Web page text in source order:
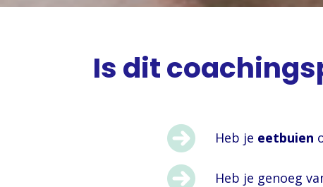
Is dit
Heb je eetbuien
Heb je genoeg